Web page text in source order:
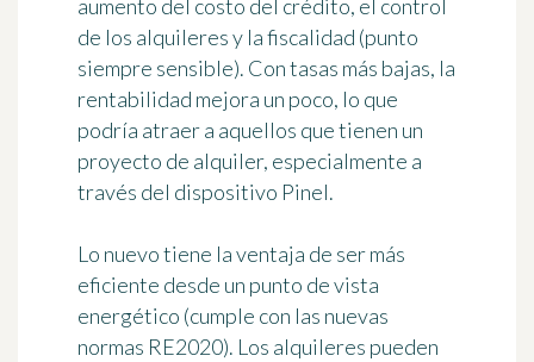
aumento del costo del crédito, el control
de los alquileres y la fiscalidad (punto
siempre sensible). Con tasas más bajas, la
rentabilidad mejora un poco, lo que
podría atraer a aquellos que tienen un
proyecto de alquiler, especialmente a
través del dispositivo Pinel.
Lo nuevo tiene la ventaja de ser más
eficiente desde un punto de vista
energético (cumple con las nuevas
normas RE2020). Los alquileres pueden